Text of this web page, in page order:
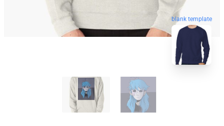
blank template